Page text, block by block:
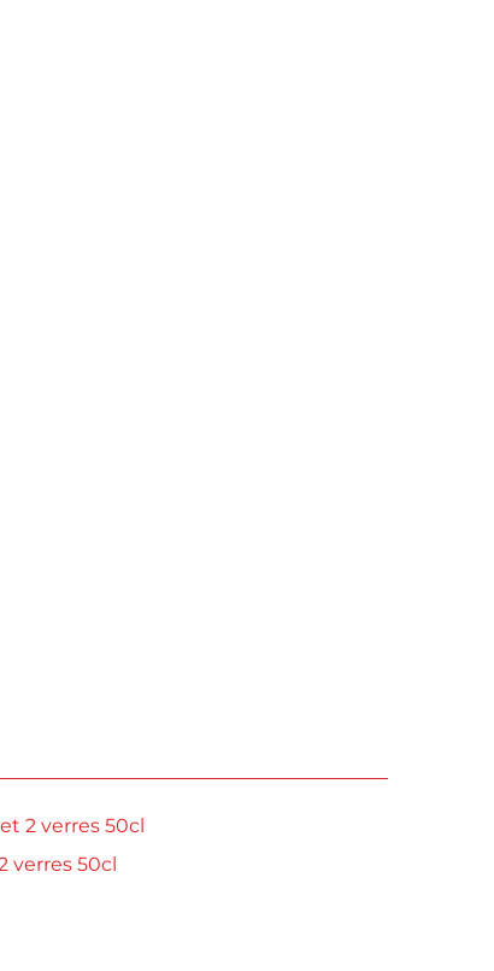
2 verres 50cl
verres 50cl